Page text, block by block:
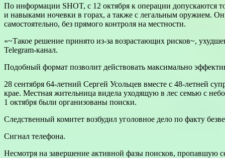
По информации SHOT, с 12 октября к операции допускаются
и навыками ночевки в горах, а также с легальным оружием.
самостоятельно, без прямого контроля на местности.
«~Такое решение принято из-за возрастающих рисков~,
Telegram-канал.
Подобный формат позволит действовать максимально
28 сентября 64-летний Сергей Усольцев вместе с 48-летней
крае. Местная жительница видела уходящую в лес семью с
1 октября были организованы поиски.
Следственный комитет возбудил уголовное дело по факту
Сигнал телефона.
Несмотря на завершение активной фазы поисков, пропавшую